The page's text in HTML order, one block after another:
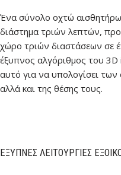
Ένα σύνολο οχτώ
διάστημα τριών λεπτών,
χώρο τριών διαστάσεων σε
έξυπνος αλγόριθμος του 3D
αυτό για να υπολογίσει
αλλά και της θέσης τους.
ΈΞΥΠΝΕΣ ΛΕΙΤΟΥΡΓΊΕΣ